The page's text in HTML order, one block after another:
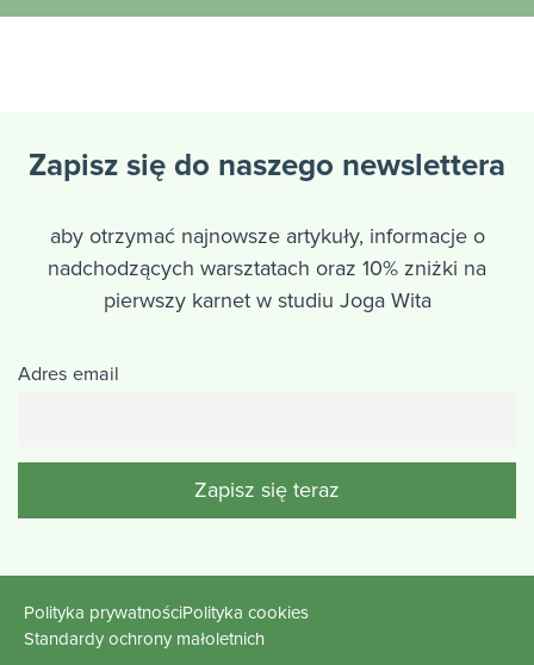
Zapisz się do naszego newslettera
aby otrzymać najnowsze artykuły, informacje o
nadchodzących warsztatach oraz 10% zniżki na
pierwszy karnet w studiu Joga Wita
Adres email
Polityka prywatnościPolityka cookies
Standardy ochrony małoletnich